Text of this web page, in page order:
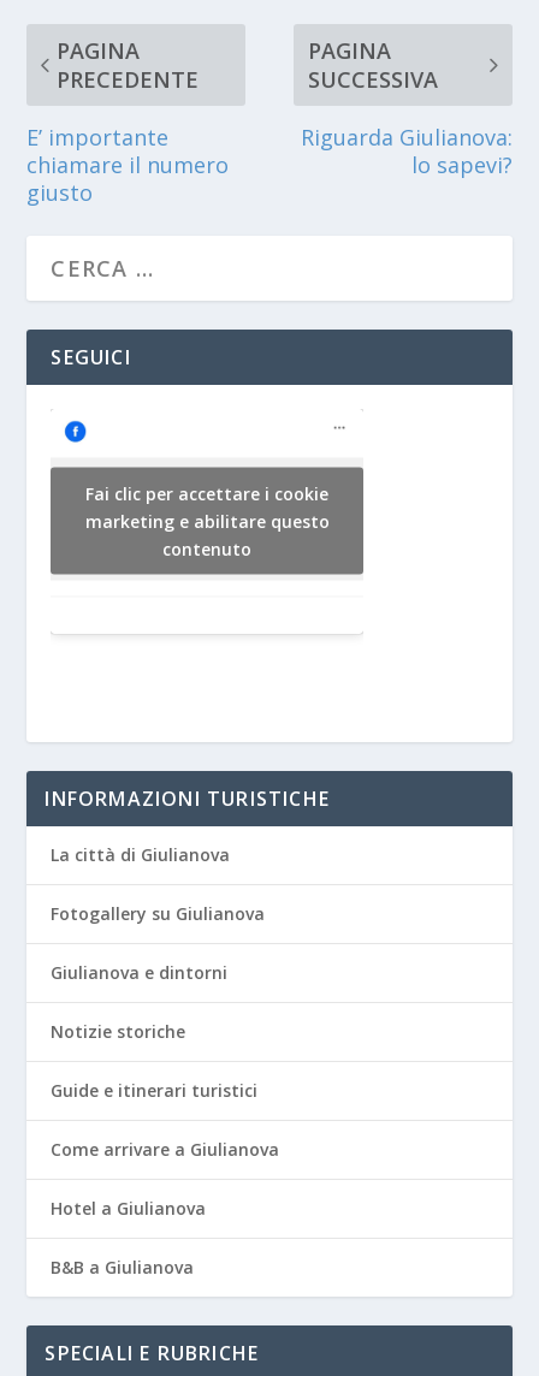
PAGINA
PRECEDENTE
E’ importante
chiamare il numero
giusto
PAGINA
SUCCESSIVA
Riguarda Giulianova:
lo sapevi?
SEGUICI
Fai clic per accettare i cookie
marketing e abilitare questo
contenuto
INFORMAZIONI TURISTICHE
La città di Giulianova
Fotogallery su Giulianova
Giulianova e dintorni
Notizie storiche
Guide e itinerari turistici
Come arrivare a Giulianova
Hotel a Giulianova
B&B a Giulianova
SPECIALI E RUBRICHE